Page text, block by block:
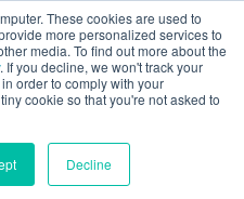
These cookies are used to
more personalized services to
media. To find out more about the
. If you decline, we won't track your
order to comply with your
cookie so that you're not asked to
Decline